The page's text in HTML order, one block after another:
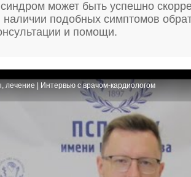
может быть успешно
подобных симптомов
и помощи.
| Интервью с врачом-кардиологом